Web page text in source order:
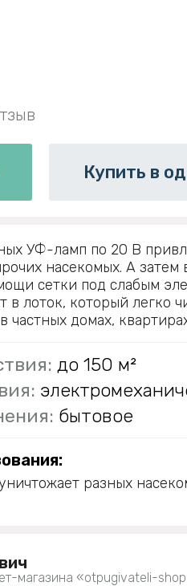
Купить в
УФ-ламп по 20 В
насекомых. А затем
сетки под слабым
лоток, который легко
частных домах,
до 150 м²
бытовое
разных
магазина «otpugivateli-